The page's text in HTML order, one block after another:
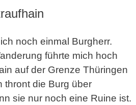
noch einmal Burgherr.
führte mich hoch
auf der Grenze Thüringen
thront die Burg über
sie nur noch eine Ruine ist.